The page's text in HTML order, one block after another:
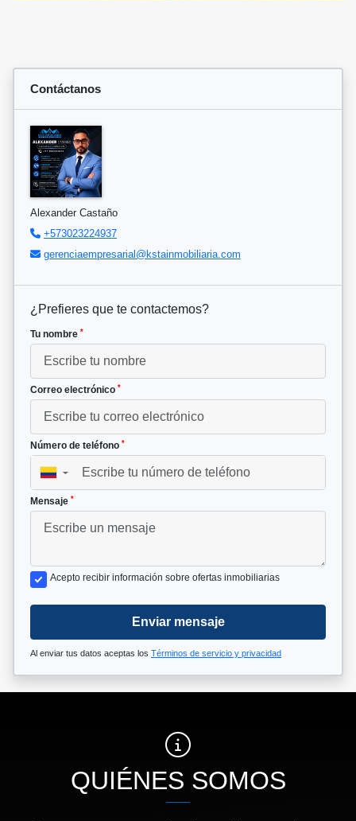
Contáctanos
Alexander Castaño
+573023224937
gerenciaempresarial@kstainmobiliaria.com
¿Prefieres que te contactemos?
Tu nombre *
Correo electrónico *
Número de teléfono *
▼
Mensaje *
Acepto recibir información sobre ofertas inmobiliarias
Enviar mensaje
Al enviar tus datos aceptas los Términos de servicio y privacidad
QUIÉNES SOMOS